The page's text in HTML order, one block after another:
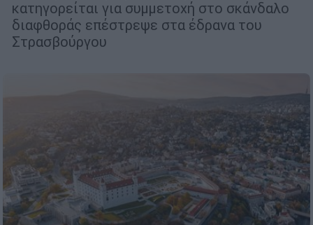
κατηγορείται για συμμετοχή στο σκάνδαλο
διαφθοράς επέστρεψε στα έδρανα του
Στρασβούργου